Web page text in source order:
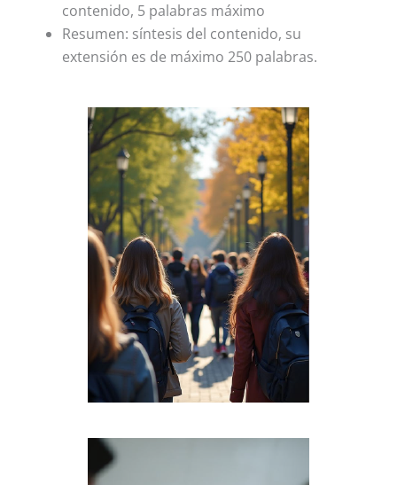
contenido, 5 palabras máximo
Resumen: síntesis del contenido, su
extensión es de máximo 250 palabras.